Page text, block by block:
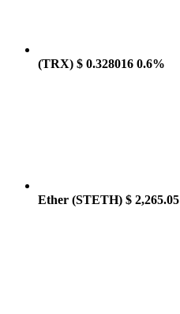
(TRX) $ 0.328016 0.6%
Ether (STETH) $ 2,265.05